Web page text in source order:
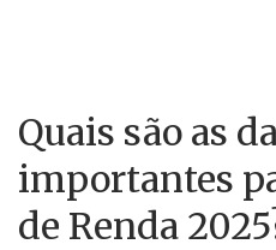
Quais são as
importantes
de Renda